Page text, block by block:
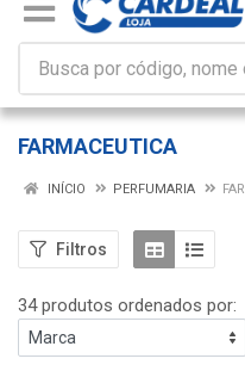
FARMACEUTICA
INÍCIO PERFUMARIA
Filtros
34 produtos ordenados por: